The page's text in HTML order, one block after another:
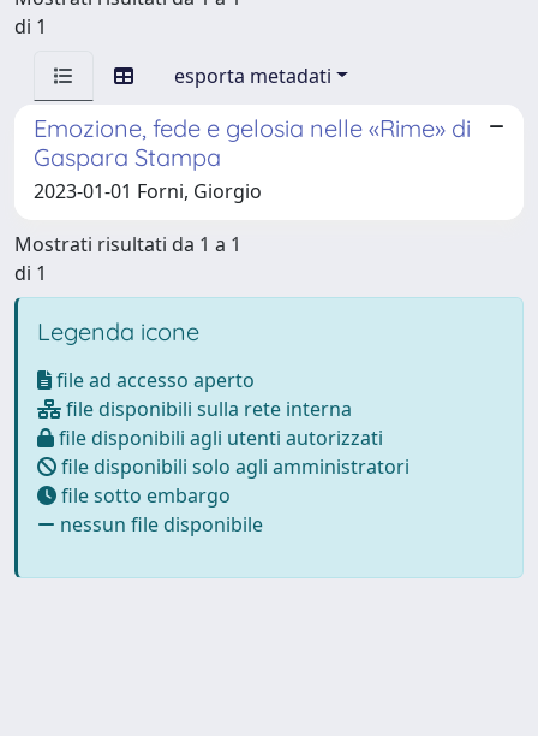
di 1
esporta metadati
Emozione, fede e gelosia nelle «Rime» di
Gaspara Stampa
2023-01-01 Forni, Giorgio
Mostrati risultati da 1 a 1
di 1
Legenda icone
file ad accesso aperto
file disponibili sulla rete interna
file disponibili agli utenti autorizzati
file disponibili solo agli amministratori
file sotto embargo
nessun file disponibile